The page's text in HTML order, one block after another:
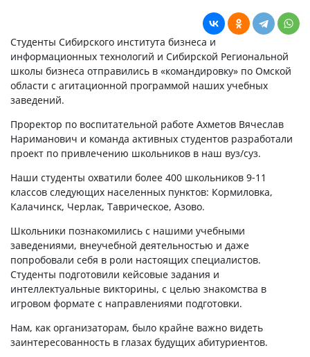
Студенты Сибирского института бизнеса и
информационных технологий и Сибирской Региональной
школы бизнеса отправились в «командировку» по Омской
области с агитационной программой наших учебных
заведений.
Проректор по воспитательной работе Ахметов Вячеслав
Нариманович и команда активных студентов разработали
проект по привлечению школьников в наш вуз/суз.
Наши студенты охватили более 400 школьников 9-11
классов следующих населенных пунктов: Кормиловка,
Калачинск, Черлак, Таврическое, Азово.
Школьники познакомились с нашими учебными
заведениями, внеучебной деятельностью и даже
попробовали себя в роли настоящих специалистов.
Студенты подготовили кейсовые задания и
интеллектуальные викторины, с целью знакомства в
игровом формате с направлениями подготовки.
Нам, как организаторам, было крайне важно видеть
заинтересованность в глазах будущих абитуриентов.